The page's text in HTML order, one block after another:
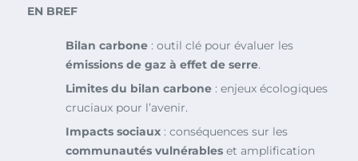
EN BREF
Bilan carbone : outil clé pour évaluer les
émissions de gaz à effet de serre.
Limites du bilan carbone : enjeux écologiques
cruciaux pour l’avenir.
Impacts sociaux : conséquences sur les
communautés vulnérables et amplification